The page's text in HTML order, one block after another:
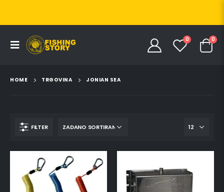
0 0
HOME TRGOVINA JONIAN SEA
FILTER